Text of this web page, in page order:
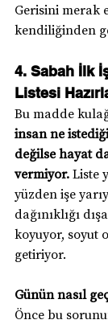
Gerisini merak
kendiliğinden
4. Sabah İlk
Listesi
Bu madde
insan ne
değilse hayat
vermiyor. Liste
yüzden işe
dağınıklığı
koyuyor, soyut
getiriyor.
Günün nasıl
Önce bu